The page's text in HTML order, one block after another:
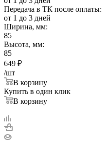
Передача в ТК после оплаты:
от 1 до 3 дней
Ширина, мм:
85
Высота, мм:
85
649 ₽
/шт
В корзину
Купить в один клик
В корзину